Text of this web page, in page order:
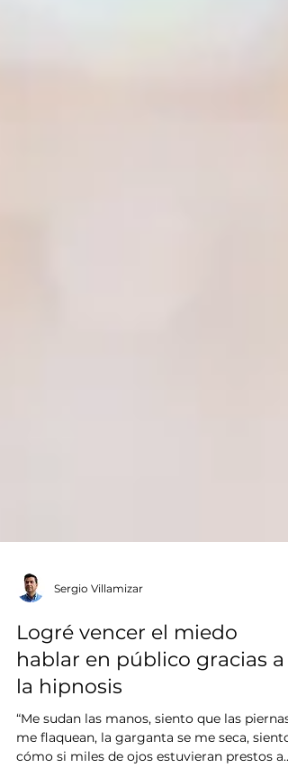
Logré vencer el miedo
hablar en público gracias a
la hipnosis
“Me sudan las manos, siento que las piernas